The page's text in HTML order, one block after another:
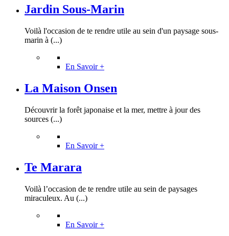
Jardin Sous-Marin
Voilà l'occasion de te rendre utile au sein d'un paysage sous-
marin à (...)
En Savoir +
La Maison Onsen
Découvrir la forêt japonaise et la mer, mettre à jour des
sources (...)
En Savoir +
Te Marara
Voilà l’occasion de te rendre utile au sein de paysages
miraculeux. Au (...)
En Savoir +